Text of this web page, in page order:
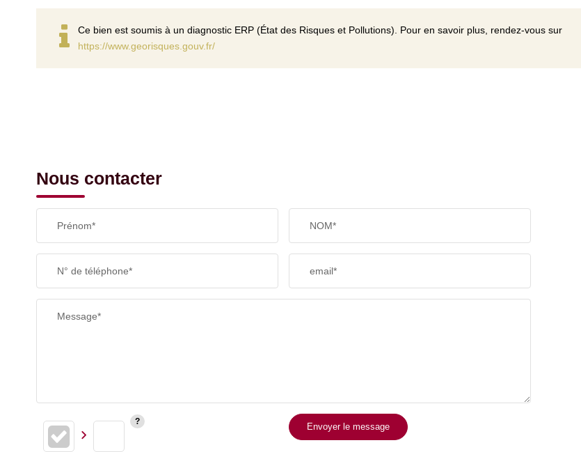
Ce bien est soumis à un diagnostic ERP (État des Risques et Pollutions). Pour en savoir plus, rendez-vous sur
https://www.georisques.gouv.fr/
Nous contacter
Prénom* NOM*
N° de téléphone* email*
Message*
Envoyer le message